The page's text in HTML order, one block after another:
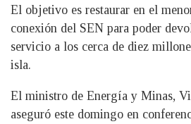
El objetivo es restaurar en el
conexión del SEN para poder
servicio a los cerca de diez
isla.
El ministro de Energía y Minas,
aseguró este domingo en